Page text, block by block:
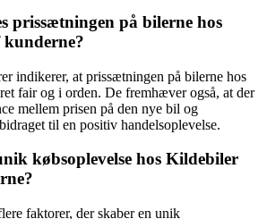
prissætningen på bilerne hos
indikerer, at prissætningen på bilerne hos
fair og i orden. De fremhæver også, at der
mellem prisen på den nye bil og
til en positiv handelsoplevelse.
købsoplevelse hos Kildebiler
faktorer, der skaber en unik